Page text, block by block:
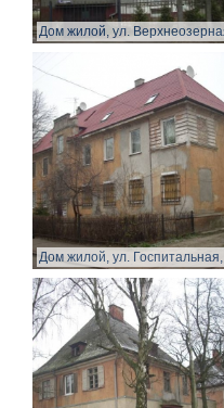
Дом жилой, ул.
Дом жилой, ул.